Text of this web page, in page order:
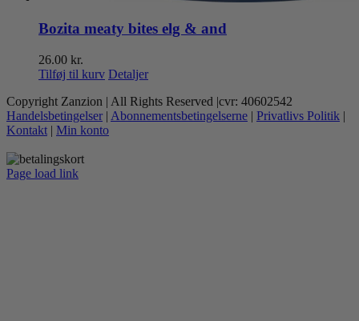
Bozita meaty bites elg & and
26.00 kr.
Tilføj til kurv Detaljer
Copyright Zanzion | All Rights Reserved |cvr: 40602542
Handelsbetingelser | Abonnementsbetingelserne | Privatlivs Politik |
Kontakt | Min konto
Page load link